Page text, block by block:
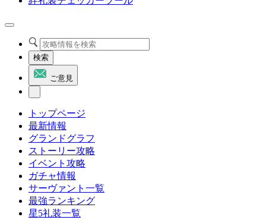
検索
ご意見
トップページ
最新情報
グランドグラフ
ストーリー攻略
イベント攻略
ガチャ情報
サーヴァント一覧
最強ランキング
星5礼装一覧